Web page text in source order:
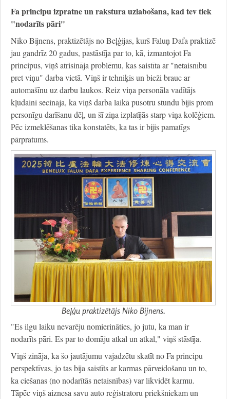
Fa principu izpratne un rakstura uzlabošana, kad tev tiek
"nodarīts pāri"
Niko Bijnens, praktizētājs no Beļģijas, kurš Faluņ Dafa praktizē
jau gandrīz 20 gadus, pastāstīja par to, kā, izmantojot Fa
principus, viņš atrisināja problēmu, kas saistīta ar "netaisnību
pret viņu" darba vietā. Viņš ir tehniķis un bieži brauc ar
automašīnu uz darbu laukos. Reiz viņa personāla vadītājs
kļūdaini secināja, ka viņš darba laikā pusotru stundu bijis prom
personīgu darīšanu dēļ, un šī ziņa izplatījās starp viņa kolēģiem.
Pēc izmeklēšanas tika konstatēts, ka tas ir bijis pamatīgs
pārpratums.
Beļģu praktizētājs Niko Bijnens.
"Es ilgu laiku nevarēju nomierināties, jo jutu, ka man ir
nodarīts pāri. Es par to domāju atkal un atkal," viņš stāstīja.
Viņš zināja, ka šo jautājumu vajadzētu skatīt no Fa principu
perspektīvas, jo tas bija saistīts ar karmas pārveidošanu un to,
ka ciešanas (no nodarītās netaisnības) var likvidēt karmu.
Tāpēc viņš aiznesa savu auto reģistratoru priekšniekam un